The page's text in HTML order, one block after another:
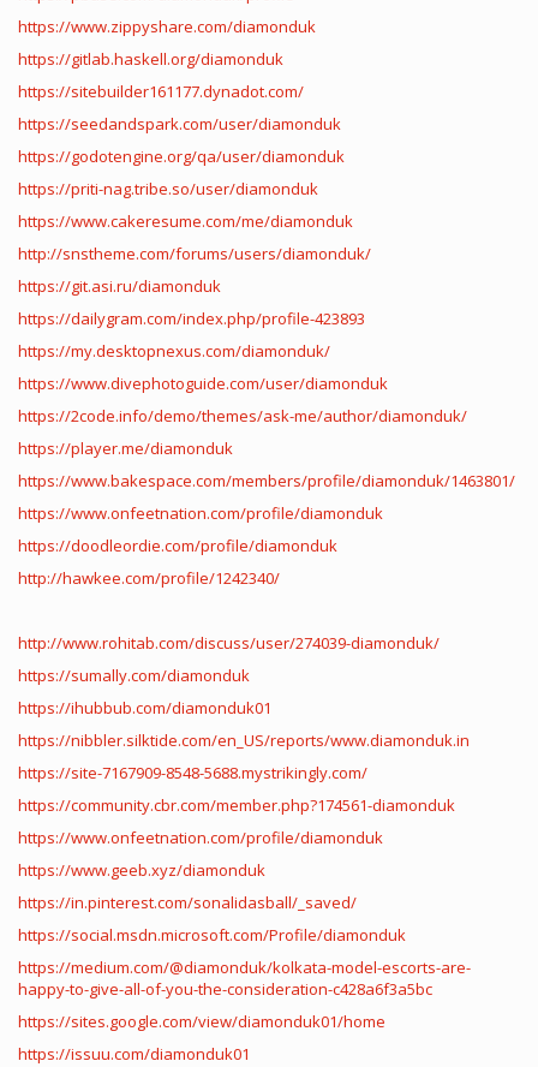
https://www.zippyshare.com/diamonduk
https://gitlab.haskell.org/diamonduk
https://sitebuilder161177.dynadot.com/
https://seedandspark.com/user/diamonduk
https://godotengine.org/qa/user/diamonduk
https://priti-nag.tribe.so/user/diamonduk
https://www.cakeresume.com/me/diamonduk
http://snstheme.com/forums/users/diamonduk/
https://git.asi.ru/diamonduk
https://dailygram.com/index.php/profile-423893
https://my.desktopnexus.com/diamonduk/
https://www.divephotoguide.com/user/diamonduk
https://2code.info/demo/themes/ask-me/author/diamonduk/
https://player.me/diamonduk
https://www.bakespace.com/members/profile/diamonduk/1463801/
https://www.onfeetnation.com/profile/diamonduk
https://doodleordie.com/profile/diamonduk
http://hawkee.com/profile/1242340/
http://www.rohitab.com/discuss/user/274039-diamonduk/
https://sumally.com/diamonduk
https://ihubbub.com/diamonduk01
https://nibbler.silktide.com/en_US/reports/www.diamonduk.in
https://site-7167909-8548-5688.mystrikingly.com/
https://community.cbr.com/member.php?174561-diamonduk
https://www.onfeetnation.com/profile/diamonduk
https://www.geeb.xyz/diamonduk
https://in.pinterest.com/sonalidasball/_saved/
https://social.msdn.microsoft.com/Profile/diamonduk
https://medium.com/@diamonduk/kolkata-model-escorts-are-
happy-to-give-all-of-you-the-consideration-c428a6f3a5bc
https://sites.google.com/view/diamonduk01/home
https://issuu.com/diamonduk01